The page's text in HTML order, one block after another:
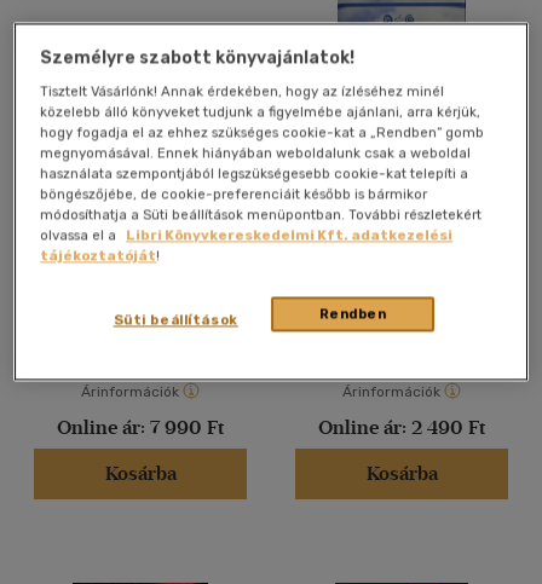
Olasz(1)
Olasz - angol(1)
Orosz (1)
Vélemény szerint
(196)
(12)
(8)
(1228)
2 db Gail Carriger együtt:
Changeless - Változatlan,
Soulless - Lélektelen.
Antikvár partner
Árinformációk
Online ár: 7 990 Ft
Kosárba
indigó nyár -
indigosommer
Antikvár partner
Árinformációk
Online ár: 2 490 Ft
Kosárba
Személyre szabott könyvajánlatok!
Tisztelt Vásárlónk! Annak érdekében, hogy az ízléséhez minél
közelebb álló könyveket tudjunk a figyelmébe ajánlani, arra kérjük,
hogy fogadja el az ehhez szükséges cookie-kat a „Rendben” gomb
megnyomásával. Ennek hiányában weboldalunk csak a weboldal
használata szempontjából legszükségesebb cookie-kat telepíti a
böngészőjébe, de cookie-preferenciáit később is bármikor
módosíthatja a Süti beállítások menüpontban. További részletekért
olvassa el a
Libri Könyvkereskedelmi Kft. adatkezelési
tájékoztatóját!
Rendben
Süti beállítások